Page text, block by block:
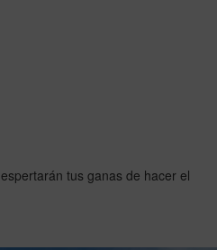
tus ganas de hacer el